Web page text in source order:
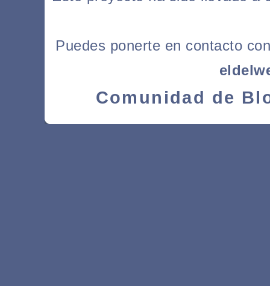
Puedes ponerte en contacto
Comunidad de